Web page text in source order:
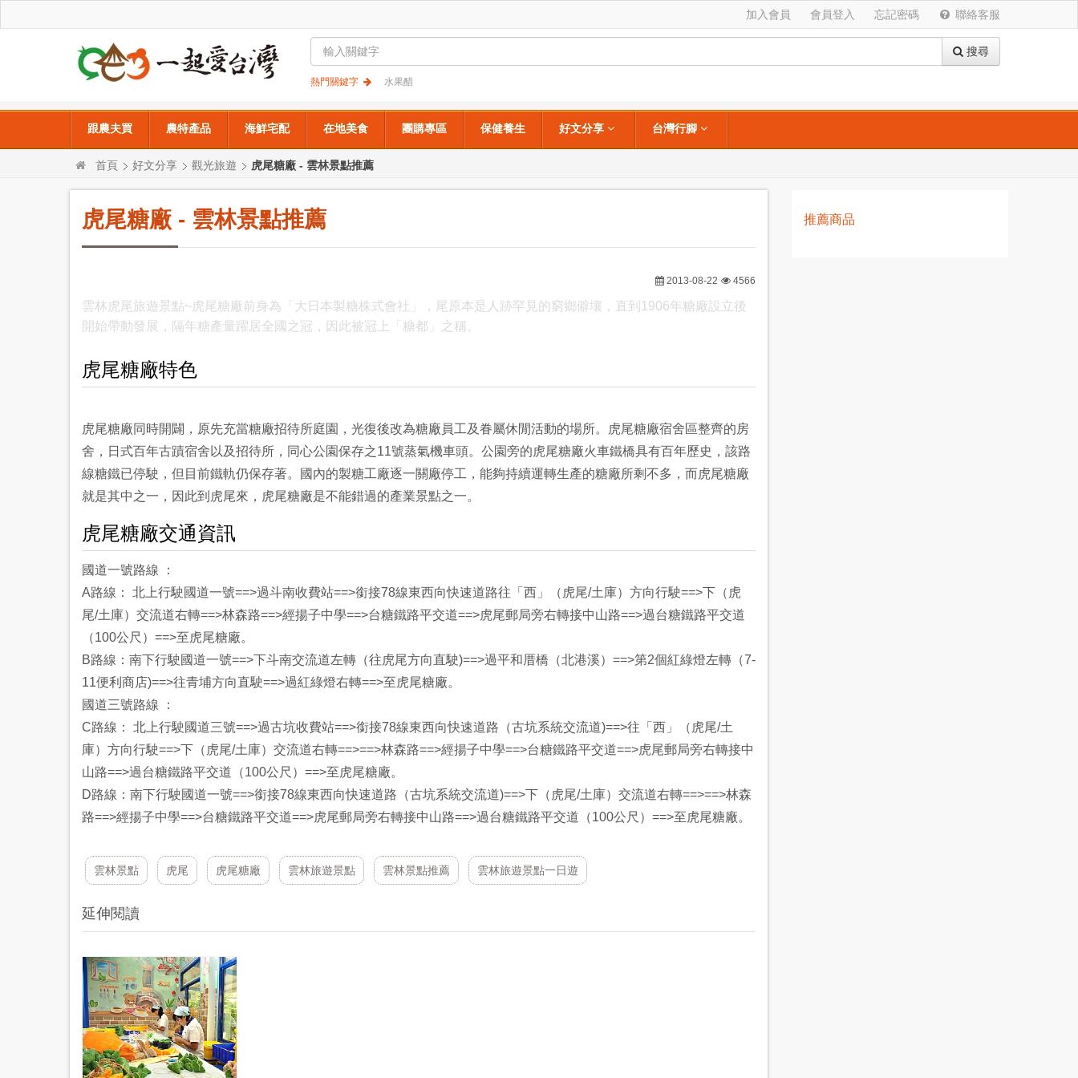
加入會員 會員登入 忘記密碼 聯絡客服
搜尋
熱門關鍵字 水果醋
跟農夫買 農特產品 海鮮宅配 在地美食 團購專區 保健養生 好文分享 台灣行腳
首頁 好文分享 觀光旅遊 虎尾糖廠 - 雲林景點推薦
虎尾糖廠 - 雲林景點推薦
2013-08-22 4566
雲林虎尾旅遊景點~虎尾糖廠前身為「大日本製糖株式會社」，尾原本是人跡罕見的窮鄉僻壤，直到1906年糖廠設立後
開始帶動發展，隔年糖產量躍居全國之冠，因此被冠上「糖都」之稱。
虎尾糖廠特色
虎尾糖廠同時開闢，原先充當糖廠招待所庭園，光復後改為糖廠員工及眷屬休閒活動的場所。虎尾糖廠宿舍區整齊的房
舍，日式百年古蹟宿舍以及招待所，同心公園保存之11號蒸氣機車頭。公園旁的虎尾糖廠火車鐵橋具有百年歷史，該路
線糖鐵已停駛，但目前鐵軌仍保存著。國內的製糖工廠逐一關廠停工，能夠持續運轉生產的糖廠所剩不多，而虎尾糖廠
就是其中之一，因此到虎尾來，虎尾糖廠是不能錯過的產業景點之一。
虎尾糖廠交通資訊
國道一號路線 ：
A路線： 北上行駛國道一號==>過斗南收費站==>銜接78線東西向快速道路往「西」（虎尾/土庫）方向行駛==>下（虎
尾/土庫）交流道右轉==>林森路==>經揚子中學==>台糖鐵路平交道==>虎尾郵局旁右轉接中山路==>過台糖鐵路平交道
（100公尺）==>至虎尾糖廠。
B路線：南下行駛國道一號==>下斗南交流道左轉（往虎尾方向直駛)==>過平和厝橋（北港溪）==>第2個紅綠燈左轉（7-
11便利商店)==>往青埔方向直駛==>過紅綠燈右轉==>至虎尾糖廠。
國道三號路線 ：
C路線： 北上行駛國道三號==>過古坑收費站==>銜接78線東西向快速道路（古坑系統交流道)==>往「西」（虎尾/土
庫）方向行駛==>下（虎尾/土庫）交流道右轉==>==>林森路==>經揚子中學==>台糖鐵路平交道==>虎尾郵局旁右轉接中
山路==>過台糖鐵路平交道（100公尺）==>至虎尾糖廠。
D路線：南下行駛國道一號==>銜接78線東西向快速道路（古坑系統交流道)==>下（虎尾/土庫）交流道右轉==>==>林森
路==>經揚子中學==>台糖鐵路平交道==>虎尾郵局旁右轉接中山路==>過台糖鐵路平交道（100公尺）==>至虎尾糖廠。
雲林景點 虎尾 虎尾糖廠 雲林旅遊景點 雲林景點推薦 雲林旅遊景點一日遊
延伸閱讀
推薦商品